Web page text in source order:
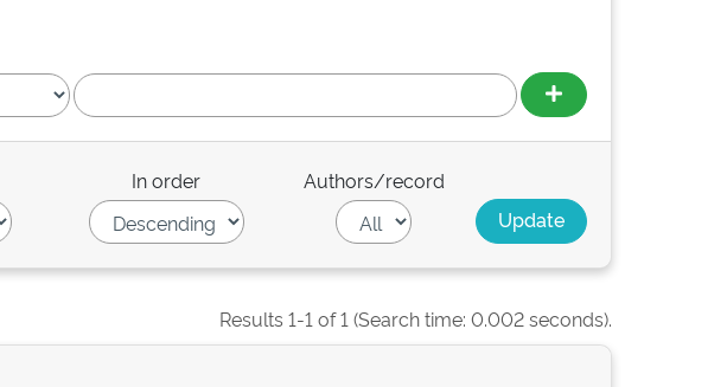
In order Authors/record
Results 1-1 of 1 (Search time: 0.002 seconds).